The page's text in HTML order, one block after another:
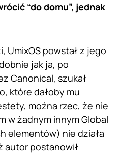
“do domu”, jednak
UmixOS powstał z jego
jak ja, po
Canonical, szukał
które dałoby mu
można rzec, że nie
w żadnym innym Global
elementów) nie działa
autor postanowił